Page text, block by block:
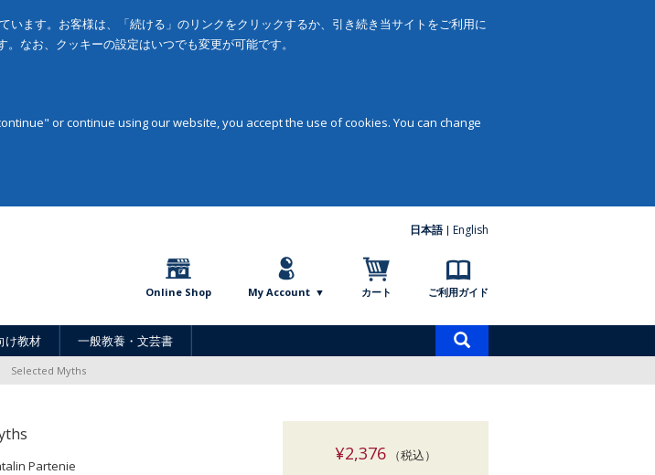
ます。お客様は、「続ける」のリンクをクリックするか、引き続き当サイトをご利用に
なお、クッキーの設定はいつでも変更が可能です。
or continue using our website, you accept the use of cookies. You can change
日本語 English
Online Shop My Account カート ご利用ガイド
け教材 一般教養・文芸書
索
Selected Myths
Partenie
¥2,376（税込）